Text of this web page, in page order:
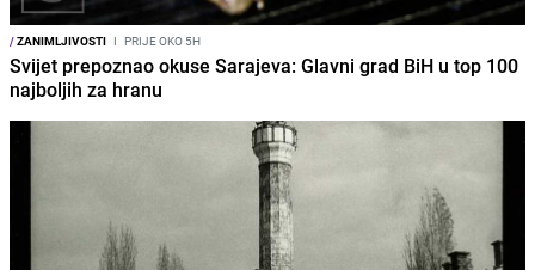
/ZANIMLJIVOSTI I PRIJE OKO 5H
Svijet prepoznao okuse Sarajeva: Glavni grad BiH u top 100
najboljih za hranu